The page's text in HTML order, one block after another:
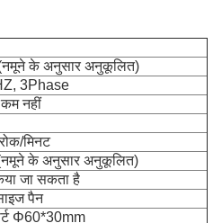
के अनुसार अनुकूलित)
3Phase
नहीं
मिनट
के अनुसार अनुकूलित)
जा सकता है
पैन
Φ60*30mm